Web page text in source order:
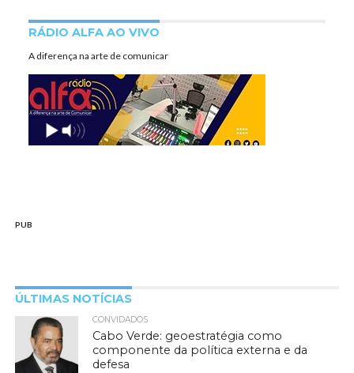
RÁDIO ALFA AO VIVO
A diferença na arte de comunicar
PUB
ÚLTIMAS NOTÍCIAS
CONVIDADOS
Cabo Verde: geoestratégia como
componente da política externa e da
defesa